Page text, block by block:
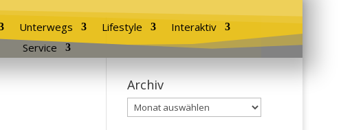
Unterwegs Lifestyle
Interaktiv
Service
Archiv
Archiv